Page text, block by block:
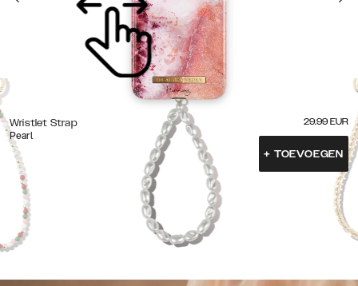
Wristlet Strap
Pearl
29.99 EUR
+ TOEVOEGEN